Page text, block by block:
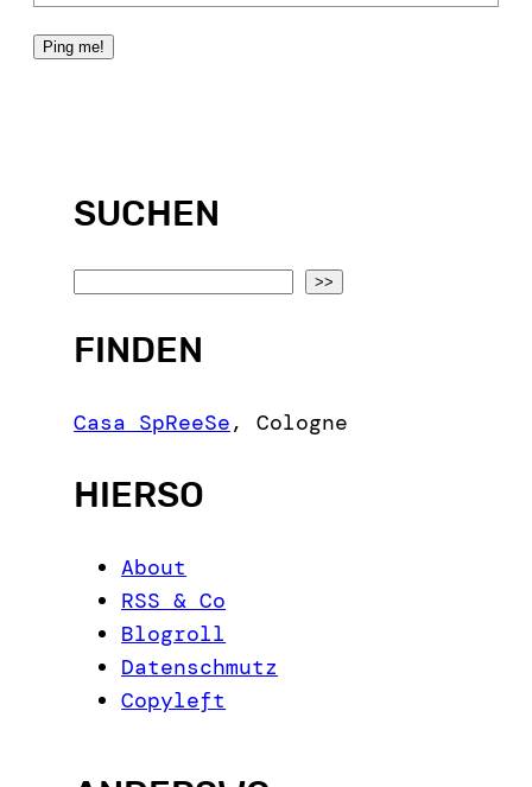
SUCHEN
a
c
>>
FINDEN
Casa SpReeSe,Cologne
HIERSO
About
RSS & Co
Blogroll
Datenschmutz
Copyleft